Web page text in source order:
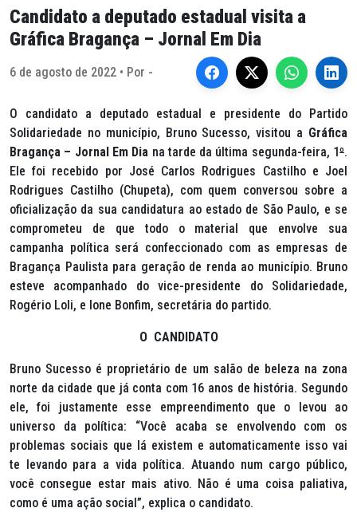
Candidato a deputado estadual visita a
Gráfica Bragança – Jornal Em Dia
6 de agosto de 2022 • Por -
O candidato a deputado estadual e presidente do Partido
Solidariedade no município, Bruno Sucesso, visitou a Gráfica
Bragança – Jornal Em Dia na tarde da última segunda-feira, 1º.
Ele foi recebido por José Carlos Rodrigues Castilho e Joel
Rodrigues Castilho (Chupeta), com quem conversou sobre a
oficialização da sua candidatura ao estado de São Paulo, e se
comprometeu de que todo o material que envolve sua
campanha política será confeccionado com as empresas de
Bragança Paulista para geração de renda ao município. Bruno
esteve acompanhado do vice-presidente do Solidariedade,
Rogério Loli, e Ione Bonfim, secretária do partido.
O CANDIDATO
Bruno Sucesso é proprietário de um salão de beleza na zona
norte da cidade que já conta com 16 anos de história. Segundo
ele, foi justamente esse empreendimento que o levou ao
universo da política: “Você acaba se envolvendo com os
problemas sociais que lá existem e automaticamente isso vai
te levando para a vida política. Atuando num cargo público,
você consegue estar mais ativo. Não é uma coisa paliativa,
como é uma ação social”, explica o candidato.